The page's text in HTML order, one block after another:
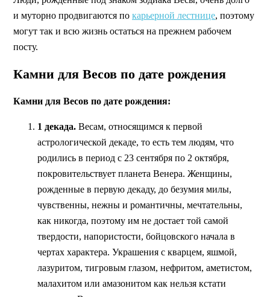
и муторно продвигаются по карьерной лестнице, поэтому
могут так и всю жизнь остаться на прежнем рабочем
посту.
Камни для Весов по дате рождения
Камни для Весов по дате рождения:
1 декада. Весам, относящимся к первой
астрологической декаде, то есть тем людям, что
родились в период с 23 сентября по 2 октября,
покровительствует планета Венера. Женщины,
рожденные в первую декаду, до безумия милы,
чувственны, нежны и романтичны, мечтательны,
как никогда, поэтому им не достает той самой
твердости, напористости, бойцовского начала в
чертах характера. Украшения с кварцем, яшмой,
лазуритом, тигровым глазом, нефритом, аметистом,
малахитом или амазонитом как нельзя кстати